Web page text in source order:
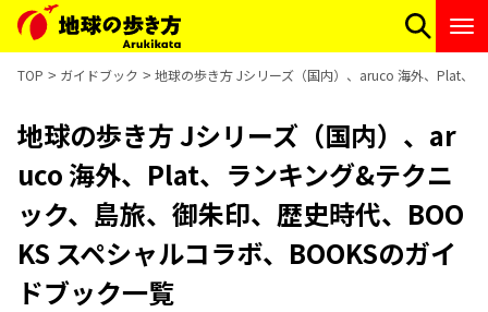
TOP ガイドブック 地球の歩き方 Jシリーズ（国内）、aruco 海外、Plat、
地球の歩き方 Jシリーズ（国内）、ar
uco 海外、Plat、ランキング&テクニ
ック、島旅、御朱印、歴史時代、BOO
KS スペシャルコラボ、BOOKSのガイ
ドブック一覧